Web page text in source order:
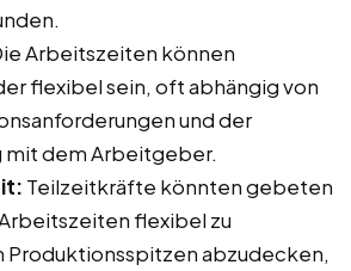
Arbeitszeiten können
flexibel sein, oft abhängig von
und der
mit dem Arbeitgeber.
Teilzeitkräfte könnten gebeten
flexibel zu
Produktionsspitzen abzudecken,